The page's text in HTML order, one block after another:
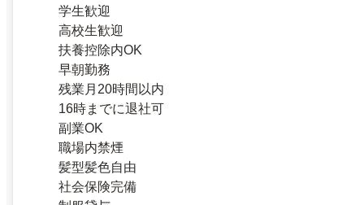
学生歓迎
高校生歓迎
扶養控除内OK
早朝勤務
残業月20時間以内
16時までに退社可
副業OK
職場内禁煙
髪型髪色自由
社会保険完備